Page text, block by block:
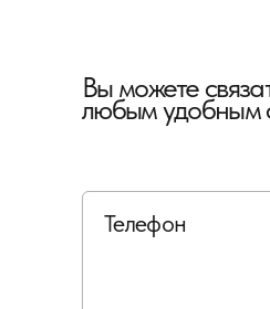
Вы можете
любым удобным
Телефон